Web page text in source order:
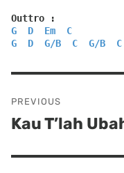
Outtro :
G
D Em
C
G
D G/B C G/B C
navigation
PREVIOUS
Previous
Kau T’lah